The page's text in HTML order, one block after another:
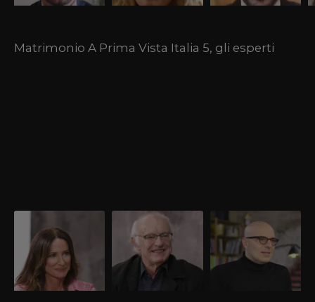
Matrimonio A Prima Vista Italia 5, gli esperti
sessuologa
Alla scoperta della
sessuologa e conduttrice
di Matrimonio A Prima
Vista Italia.
Mario Abis,
Alla scoperta di Mario
Abis che è stato il
sociologo di Matrimonio
A Prima Vista Italia fino
Andrea Favaretto,
esperto di
comunicazione
Alla scoperta dell'esperto
di comunicazione di
Matrimonio A Prima